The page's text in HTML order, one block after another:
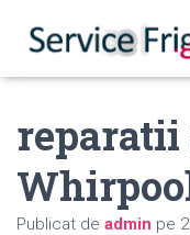
Publicat de admin pe